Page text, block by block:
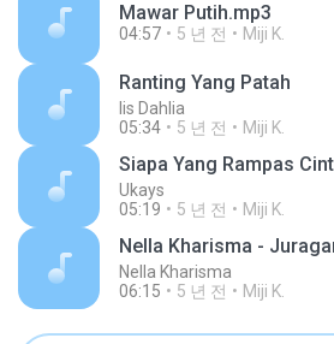
Mawar Putih.mp3
04:57 5 년 전 Miji K.
Ranting Yang Patah
Iis Dahlia
05:34
5 년 전 Miji K.
Siapa Yang Rampas
Ukays
05:19
5 년 전 Miji K.
Nella Kharisma -
Nella Kharisma
06:15
5 년 전 Miji K.